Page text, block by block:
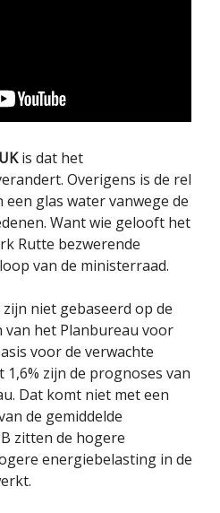
is dat het
Overigens is de rel
glas water vanwege de
Want wie gelooft het
Rutte bezwerende
van de ministerraad.
niet gebaseerd op de
het Planbureau voor
voor de verwachte
zijn de prognoses van
Dat komt niet met een
de gemiddelde
zitten de hogere
energiebelasting in de